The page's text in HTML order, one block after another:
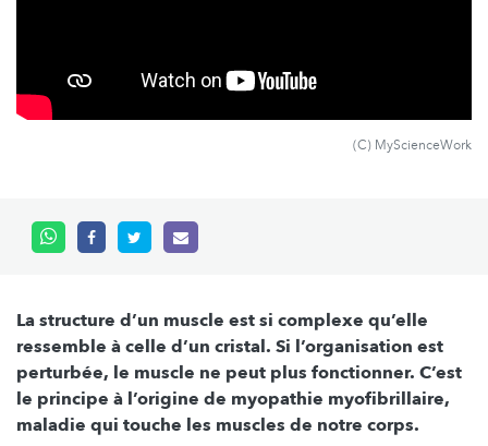
(C) MyScienceWork
La structure d’un muscle est si complexe qu’elle
ressemble à celle d’un cristal. Si l’organisation est
perturbée, le muscle ne peut plus fonctionner. C’est
le principe à l’origine de myopathie myofibrillaire,
maladie qui touche les muscles de notre corps.